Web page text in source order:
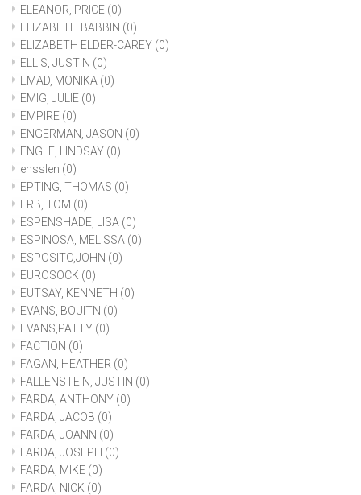
ELEANOR, PRICE (0)
ELIZABETH BABBIN (0)
ELIZABETH ELDER-CAREY (0)
ELLIS, JUSTIN (0)
EMAD, MONIKA (0)
EMIG, JULIE (0)
EMPIRE (0)
ENGERMAN, JASON (0)
ENGLE, LINDSAY (0)
ensslen (0)
EPTING, THOMAS (0)
ERB, TOM (0)
ESPENSHADE, LISA (0)
ESPINOSA, MELISSA (0)
ESPOSITO,JOHN (0)
EUROSOCK (0)
EUTSAY, KENNETH (0)
EVANS, BOUITN (0)
EVANS,PATTY (0)
FACTION (0)
FAGAN, HEATHER (0)
FALLENSTEIN, JUSTIN (0)
FARDA, ANTHONY (0)
FARDA, JACOB (0)
FARDA, JOANN (0)
FARDA, JOSEPH (0)
FARDA, MIKE (0)
FARDA, NICK (0)